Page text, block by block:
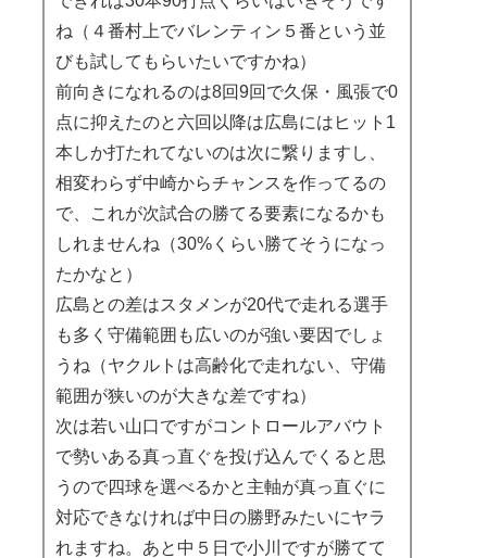
ね（４番村上でバレンティン５番という並
びも試してもらいたいですかね）
前向きになれるのは8回9回で久保・風張で0
点に抑えたのと六回以降は広島にはヒット1
本しか打たれてないのは次に繋りますし、
相変わらず中崎からチャンスを作ってるの
で、これが次試合の勝てる要素になるかも
しれませんね（30%くらい勝てそうになっ
たかなと）
広島との差はスタメンが20代で走れる選手
も多く守備範囲も広いのが強い要因でしょ
うね（ヤクルトは高齢化で走れない、守備
範囲が狭いのが大きな差ですね）
次は若い山口ですがコントロールアバウト
で勢いある真っ直ぐを投げ込んでくると思
うので四球を選べるかと主軸が真っ直ぐに
対応できなければ中日の勝野みたいにヤラ
れますね。あと中５日で小川ですが勝てて